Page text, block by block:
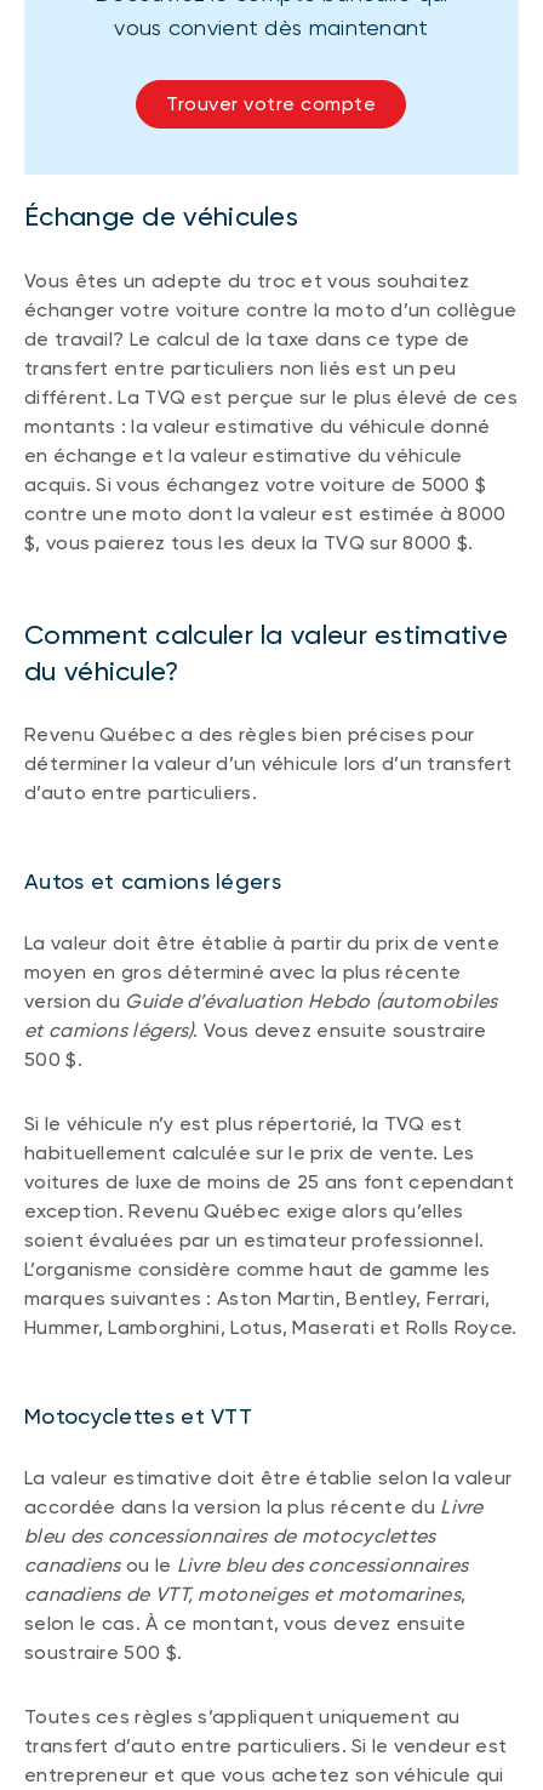
vous convient dès maintenant
Trouver votre compte
Échange de véhicules
Vous êtes un adepte du troc et vous souhaitez
échanger votre voiture contre la moto d’un collègue
de travail? Le calcul de la taxe dans ce type de
transfert entre particuliers non liés est un peu
différent. La TVQ est perçue sur le plus élevé de ces
montants : la valeur estimative du véhicule donné
en échange et la valeur estimative du véhicule
acquis. Si vous échangez votre voiture de 5000 $
contre une moto dont la valeur est estimée à 8000
$, vous paierez tous les deux la TVQ sur 8000 $.
Comment calculer la valeur estimative
du véhicule?
Revenu Québec a des règles bien précises pour
déterminer la valeur d’un véhicule lors d’un transfert
d’auto entre particuliers.
Autos et camions légers
La valeur doit être établie à partir du prix de vente
moyen en gros déterminé avec la plus récente
version du Guide d’évaluation Hebdo (automobiles
et camions légers). Vous devez ensuite soustraire
500 $.
Si le véhicule n’y est plus répertorié, la TVQ est
habituellement calculée sur le prix de vente. Les
voitures de luxe de moins de 25 ans font cependant
exception. Revenu Québec exige alors qu’elles
soient évaluées par un estimateur professionnel.
L’organisme considère comme haut de gamme les
marques suivantes : Aston Martin, Bentley, Ferrari,
Hummer, Lamborghini, Lotus, Maserati et Rolls Royce.
Motocyclettes et VTT
La valeur estimative doit être établie selon la valeur
accordée dans la version la plus récente du Livre
bleu des concessionnaires de motocyclettes
canadiensou le Livre bleu des concessionnaires
canadiens de VTT, motoneiges et motomarines,
selon le cas. À ce montant, vous devez ensuite
soustraire 500 $.
Toutes ces règles s’appliquent uniquement au
transfert d’auto entre particuliers. Si le vendeur est
entrepreneur et que vous achetez son véhicule qui